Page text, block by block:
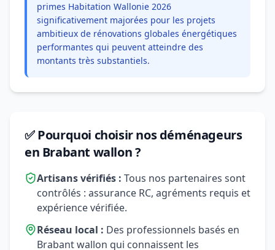
primes Habitation Wallonie 2026
significativement majorées pour les projets
ambitieux de rénovations globales énergétiques
performantes qui peuvent atteindre des
montants très substantiels.
✅ Pourquoi choisir nos déménageurs
en Brabant wallon ?
Artisans vérifiés : Tous nos partenaires sont
contrôlés : assurance RC, agréments requis et
expérience vérifiée.
Réseau local : Des professionnels basés en
Brabant wallon qui connaissent les